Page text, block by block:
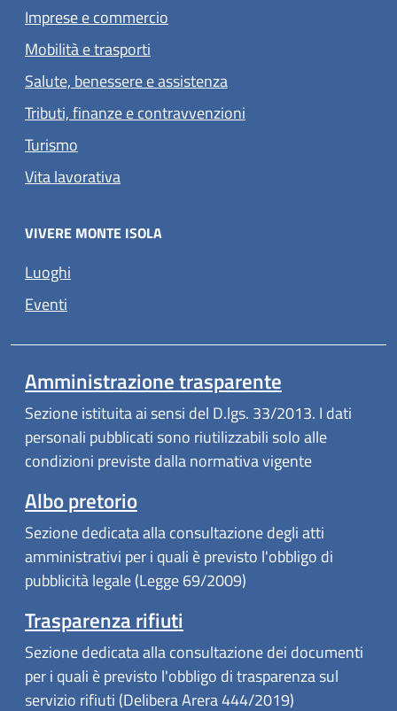
Imprese e commercio
Mobilità e trasporti
Salute, benessere e assistenza
Tributi, finanze e contravvenzioni
Turismo
Vita lavorativa
VIVERE MONTE ISOLA
Luoghi
Eventi
Amministrazione trasparente
Sezione istituita ai sensi del D.lgs. 33/2013. I dati
personali pubblicati sono riutilizzabili solo alle
condizioni previste dalla normativa vigente
Albo pretorio
Sezione dedicata alla consultazione degli atti
amministrativi per i quali è previsto l'obbligo di
pubblicità legale (Legge 69/2009)
Trasparenza rifiuti
Sezione dedicata alla consultazione dei documenti
per i quali è previsto l'obbligo di trasparenza sul
servizio rifiuti (Delibera Arera 444/2019)